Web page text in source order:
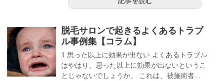
脱毛サロンで起きるよくあるトラブ
ル事例集【コラム】
1.思った以上に効果が出ない よくあるトラブル
はやはり、思った以上に効果が出ないというこ
とじゃないでしょうか。 これは、被施術者...